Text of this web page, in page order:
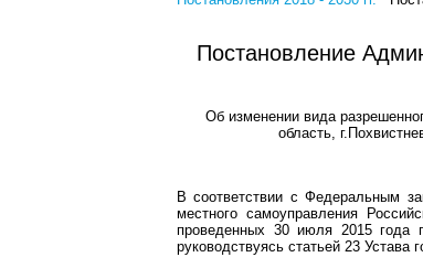
Постановление
Об изменении вида
область,
В соответствии с Федеральным
местного самоуправления
проведенных 30 июля 2015 года
руководствуясь статьей 23 Устава